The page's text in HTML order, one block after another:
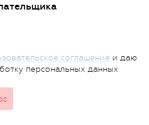
соглашение и даю
персональных данных